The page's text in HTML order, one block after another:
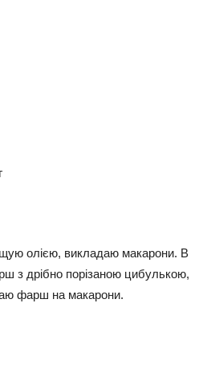
олією, викладаю макарони. В
з дрібно порізаною цибулькою,
фарш на макарони.